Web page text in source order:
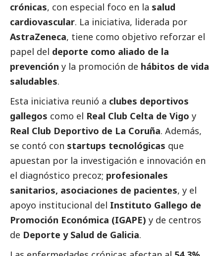
crónicas, con especial foco en la salud
cardiovascular. La iniciativa, liderada por
AstraZeneca, tiene como objetivo reforzar el
papel del deporte como aliado de la
prevención y la promoción de hábitos de vida
saludables.
Esta iniciativa reunió a clubes deportivos
gallegos como el Real Club Celta de Vigo y
Real Club Deportivo de La Coruña. Además,
se contó con startups tecnológicas que
apuestan por la investigación e innovación en
el diagnóstico precoz; profesionales
sanitarios, asociaciones de pacientes, y el
apoyo institucional del Instituto Gallego de
Promoción Económica (IGAPE) y de centros
de Deporte y Salud de Galicia.